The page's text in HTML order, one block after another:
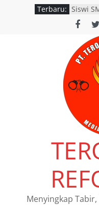
Terbaru: Siswi
Lomba
Polres
LANJUT
Polres
2017
resmi
daerah
wilayah
Menyingkap